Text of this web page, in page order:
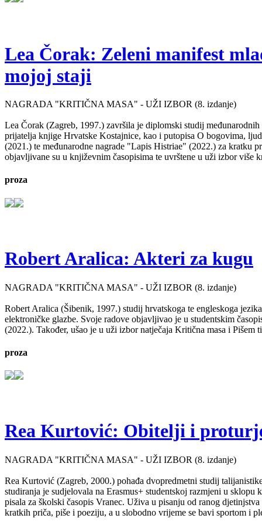
Lea Čorak: Zeleni manifest
mojoj staji
NAGRADA "KRITIČNA MASA" - UŽI IZBOR (8. izdanje)
Lea Čorak (Zagreb, 1997.) završila je diplomski studij
prijatelja knjige Hrvatske Kostajnice, kao i putopisa O bogovima,
(2021.) te međunarodne nagrade "Lapis Histriae" (2022.) za kratku
objavljivane su u književnim časopisima te uvrštene u uži izbor više
proza
Robert Aralica: Akteri za kugu
NAGRADA "KRITIČNA MASA" - UŽI IZBOR (8. izdanje)
Robert Aralica (Šibenik, 1997.) studij hrvatskoga te engleskoga
elektroničke glazbe. Svoje radove objavljivao je u studentskim
(2022.). Također, ušao je u uži izbor natječaja Kritična masa i
proza
Rea Kurtović: Obitelji i
NAGRADA "KRITIČNA MASA" - UŽI IZBOR (8. izdanje)
Rea Kurtović (Zagreb, 2000.) pohađa dvopredmetni studij
studiranja je sudjelovala na Erasmus+ studentskoj razmjeni u
pisala za školski časopis Vranec. Uživa u pisanju od ranog
kratkih priča, piše i poeziju, a u slobodno vrijeme se bavi sportom i